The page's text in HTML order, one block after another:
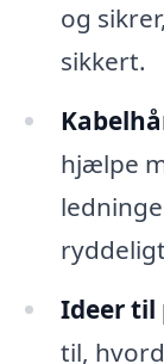
og
sikkert.
hjælpe
Ideer til
til,